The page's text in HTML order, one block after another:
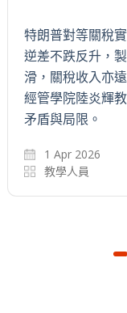
燃。當前
南韓慶州
會議中。
地球的另
15 Oct